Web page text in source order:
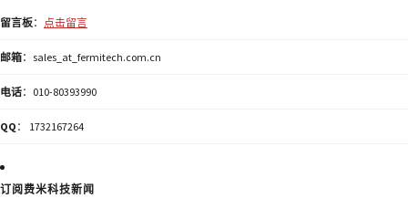
留言板： 点击留言
邮箱：sales_at_fermitech.com.cn
电话：010-80393990
QQ ： 1732167264
订阅费米科技新闻